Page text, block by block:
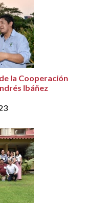
la Cooperación
Ibáñez